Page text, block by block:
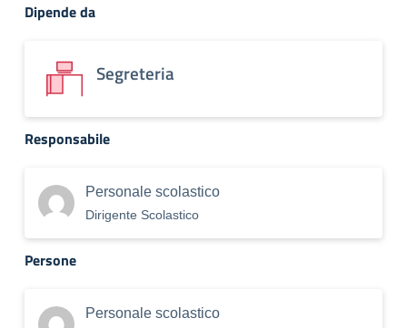
Dipende da
Segreteria
Responsabile
Personale scolastico
Dirigente Scolastico
Persone
Personale scolastico